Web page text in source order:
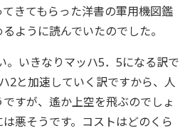
きてもらった洋書の軍用機図鑑
ように読んでいたのでした。
。いきなりマッハ5．5になる訳で
2と加速していく訳ですから、人
すが、遙か上空を飛ぶのでしょ
悪そうです。コストはどのくら